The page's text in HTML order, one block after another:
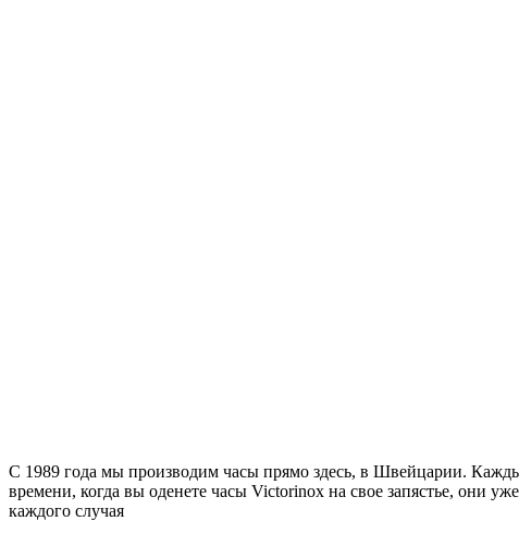
С 1989 года мы производим часы прямо здесь, в Швейцарии.
времени, когда вы оденете часы Victorinox на свое запястье, они
каждого случая